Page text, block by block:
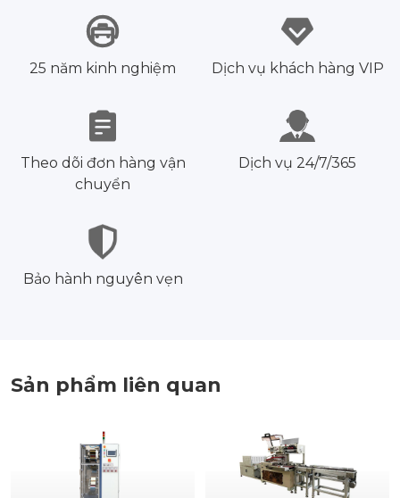
25 năm kinh nghiệm Dịch vụ khách hàng VIP
Theo dõi đơn hàng vận
chuyển
Dịch vụ 24/7/365
Bảo hành nguyên vẹn
Sản phẩm liên quan